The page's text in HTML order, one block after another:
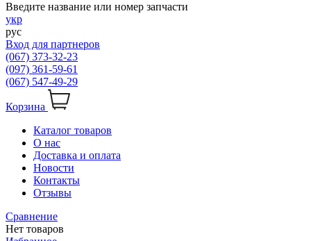
Введите название или номер запчасти
укр
рус
Вход для партнеров
(067) 373-32-23
(097) 361-59-61
(067) 547-49-29
Корзина
Каталог товаров
О нас
Доставка и оплата
Новости
Контакты
Отзывы
Сравнение
Нет товаров